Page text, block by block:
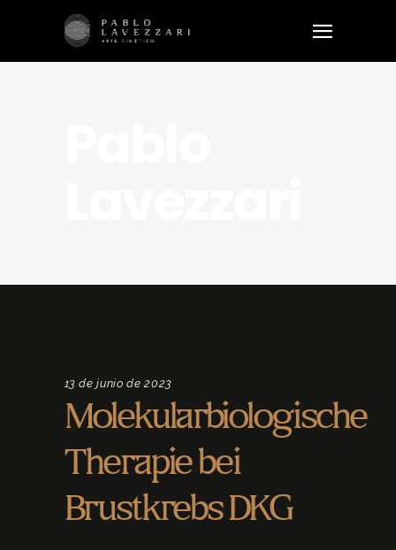
13 de junio de 2023
Molekularbiologische
Therapie bei
Brustkrebs DKG